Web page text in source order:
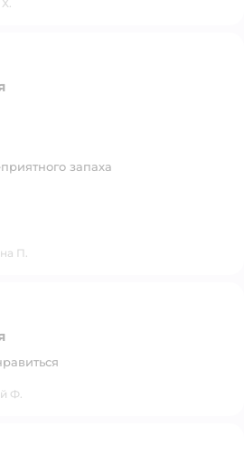
запаха
П.
Ф.